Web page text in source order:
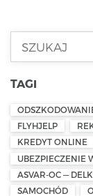
TAGI
FLYHJELP
KREDYT ONLINE
UBEZPIECZENIE
ASVAR-OC —
SAMOCHÓD